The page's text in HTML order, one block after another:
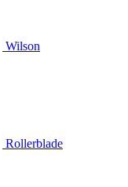
Wilson
Rollerblade